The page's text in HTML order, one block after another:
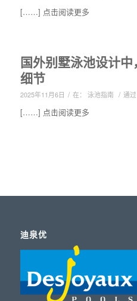
[……] 点击阅读更多
国外别墅泳池设计
细节
2025年11月6日 / 在： 泳池指南 / 通过
[……] 点击阅读更多
迪泉优